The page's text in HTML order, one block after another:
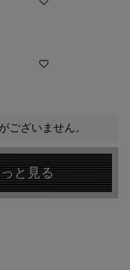
ございません。
と見る